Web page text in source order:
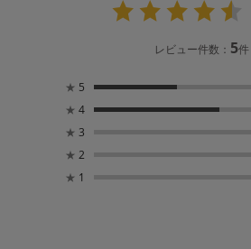
レビュー件数： 5件
★ 5
★ 4
★ 3
★ 2
★ 1